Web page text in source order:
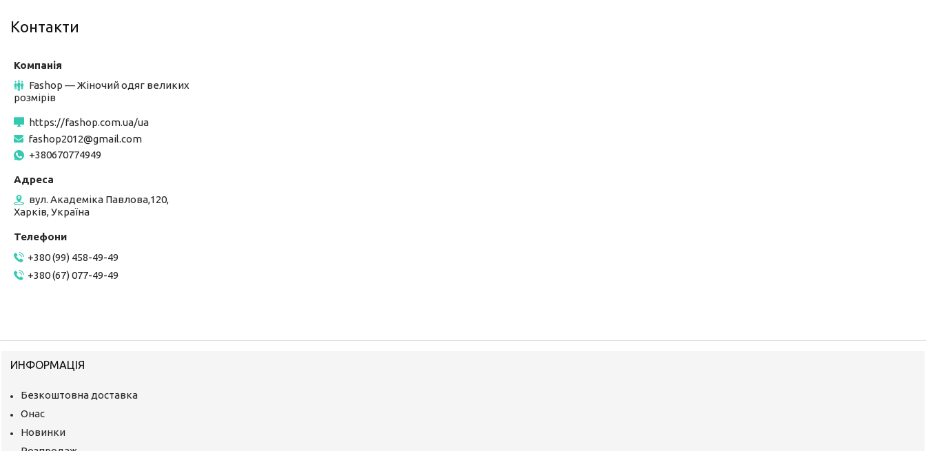
Контакти
Fashop — Жіночий одяг великих
розмірів
https://fashop.com.ua/ua
fashop2012@gmail.com
+380670774949
вул. Академіка Павлова,120,
Харків, Україна
+380 (99) 458-49-49
+380 (67) 077-49-49
ИНФОРМАЦІЯ
Безкоштовна доставка
Онас
Новинки